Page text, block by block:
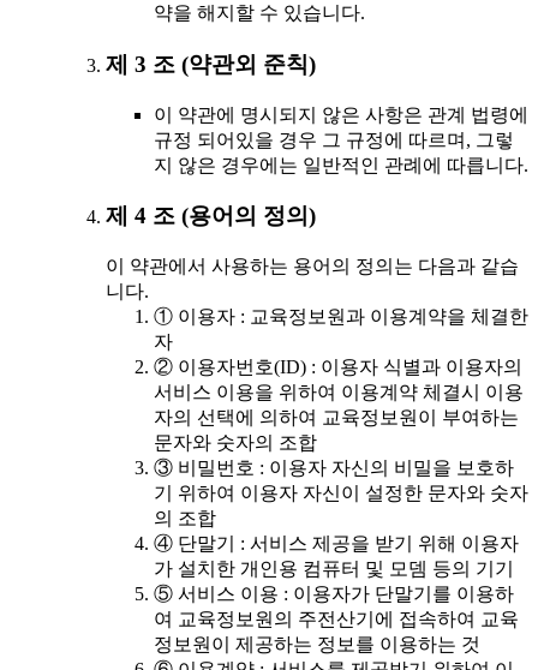
약을 해지할 수 있습니다.
제 3 조 (약관외 준칙)
이 약관에 명시되지 않은 사항은 관계 법령에
규정 되어있을 경우 그 규정에 따르며, 그렇
지 않은 경우에는 일반적인 관례에 따릅니다.
제 4 조 (용어의 정의)
이 약관에서 사용하는 용어의 정의는 다음과 같습
니다.
① 이용자 : 교육정보원과 이용계약을 체결한
자
② 이용자번호(ID) : 이용자 식별과 이용자의
서비스 이용을 위하여 이용계약 체결시 이용
자의 선택에 의하여 교육정보원이 부여하는
문자와 숫자의 조합
③ 비밀번호 : 이용자 자신의 비밀을 보호하
기 위하여 이용자 자신이 설정한 문자와 숫자
의 조합
④ 단말기 : 서비스 제공을 받기 위해 이용자
가 설치한 개인용 컴퓨터 및 모뎀 등의 기기
⑤ 서비스 이용 : 이용자가 단말기를 이용하
여 교육정보원의 주전산기에 접속하여 교육
정보원이 제공하는 정보를 이용하는 것